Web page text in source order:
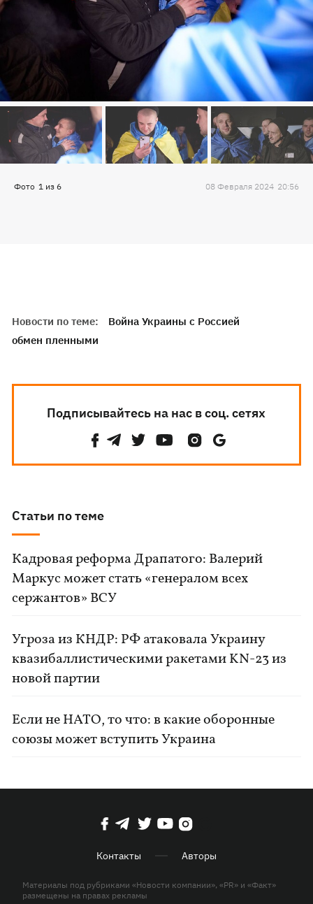
Фото 1 из 6 08 Февраля 2024 20:56
Новости по теме:
Война Украины с Россией
обмен пленными
Подписывайтесь на нас в соц. сетях
Статьи по теме
Кадровая реформа Драпатого: Валерий
Маркус может стать «генералом всех
сержантов» ВСУ
Угроза из КНДР: РФ атаковала Украину
квазибаллистическими ракетами KN-23 из
новой партии
Если не НАТО, то что: в какие оборонные
союзы может вступить Украина
Контакты Авторы
Материалы под рубриками «Новости компании», «PR» и «Факт»
размещены на правах рекламы